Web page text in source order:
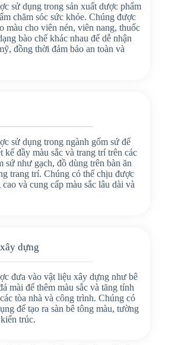
sử dụng trong sản xuất dược phẩm
chăm sóc sức khỏe. Chúng được
màu cho viên nén, viên nang, thuốc
bào chế khác nhau để dễ nhận
đồng thời đảm bảo an toàn và
sử dụng trong ngành gốm sứ để
kế đầy màu sắc và trang trí trên các
sứ như gạch, đồ dùng trên bàn ăn
trang trí. Chúng có thể chịu được
và cung cấp màu sắc lâu dài và
dựng
đưa vào vật liệu xây dựng như bê
mài để thêm màu sắc và tăng tính
tòa nhà và công trình. Chúng có
để tạo ra sàn bê tông màu, tường
trúc.